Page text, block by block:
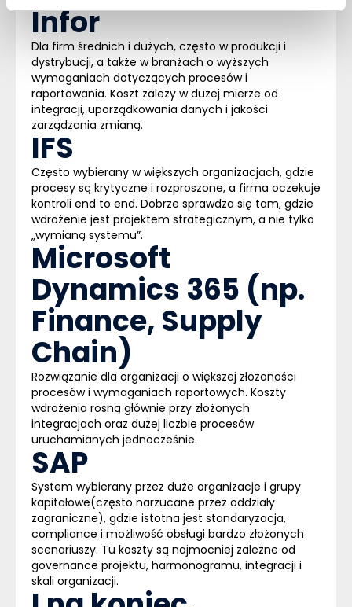
Infor
Dla firm średnich i dużych, często w produkcji i
dystrybucji, a także w branżach o wyższych
wymaganiach dotyczących procesów i
raportowania. Koszt zależy w dużej mierze od
integracji, uporządkowania danych i jakości
zarządzania zmianą.
IFS
Często wybierany w większych organizacjach, gdzie
procesy są krytyczne i rozproszone, a firma oczekuje
kontroli end to end. Dobrze sprawdza się tam, gdzie
wdrożenie jest projektem strategicznym, a nie tylko
„wymianą systemu”.
Microsoft
Dynamics 365 (np.
Finance, Supply
Chain)
Rozwiązanie dla organizacji o większej złożoności
procesów i wymaganiach raportowych. Koszty
wdrożenia rosną głównie przy złożonych
integracjach oraz dużej liczbie procesów
uruchamianych jednocześnie.
SAP
System wybierany przez duże organizacje i grupy
kapitałowe(często narzucane przez oddziały
zagraniczne), gdzie istotna jest standaryzacja,
compliance i możliwość obsługi bardzo złożonych
scenariuszy. Tu koszty są najmocniej zależne od
governance projektu, harmonogramu, integracji i
skali organizacji.